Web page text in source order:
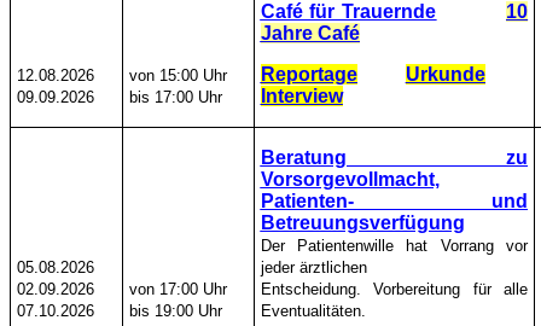
12.08.2026
09.09.2026
von 15:00 Uhr
bis 17:00 Uhr
Café für Trauernde
10
Jahre Café
Reportage
Urkunde
Interview
05.08.2026
02.09.2026
07.10.2026
von 17:00 Uhr
bis 19:00 Uhr
Beratung zu
Vorsorgevollmacht,
Patienten- und
Betreuungsverfügung
Der Patientenwille hat Vorrang vor
jeder ärztlichen
Entscheidung. Vorbereitung für alle
Eventualitäten.